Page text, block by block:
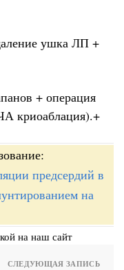
ушка ЛП +
+ операция
криоаблация).+
предсердий в
на
на наш сайт
СЛЕДУЮЩАЯ ЗАПИСЬ